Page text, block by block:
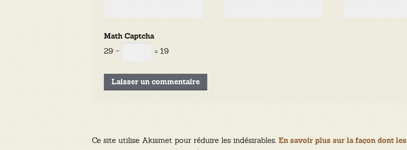
Math Captcha
29 −
= 19
Ce site utilise Akismet pour réduire les indésirables.En savoir plus sur la façon dont